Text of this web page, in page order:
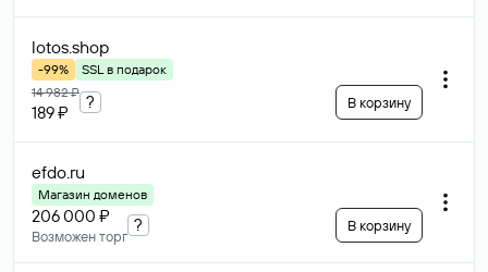
lotos.shop
-99%
SSL в подарок
14 982 ₽
189 ₽
? В корзину
efdo.ru
Магазин доменов
206 000 ₽
Возможен торг
? В корзину